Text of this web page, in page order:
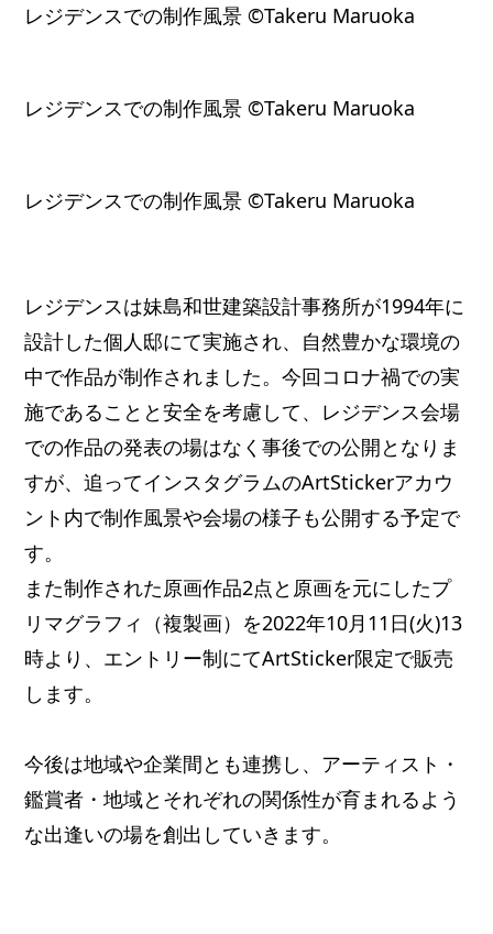
レジデンスでの制作風景 ©Takeru Maruoka
レジデンスでの制作風景 ©Takeru Maruoka
レジデンスでの制作風景 ©Takeru Maruoka
レジデンスは妹島和世建築設計事務所が1994年に
設計した個人邸にて実施され、自然豊かな環境の
中で作品が制作されました。今回コロナ禍での実
施であることと安全を考慮して、レジデンス会場
での作品の発表の場はなく事後での公開となりま
すが、追ってインスタグラムのArtStickerアカウ
ント内で制作風景や会場の様子も公開する予定で
す。
また制作された原画作品2点と原画を元にしたプ
リマグラフィ（複製画）を2022年10月11日(火)13
時より、エントリー制にてArtSticker限定で販売
します。
今後は地域や企業間とも連携し、アーティスト・
鑑賞者・地域とそれぞれの関係性が育まれるよう
な出逢いの場を創出していきます。